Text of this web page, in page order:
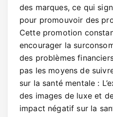
des marques, ce qui
pour promouvoir des
Cette promotion
encourager la
des problèmes
pas les moyens de
sur la santé mentale :
des images de luxe et
impact négatif sur la